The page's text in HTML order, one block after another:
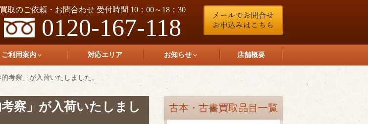
買取のご依頼・お問合わせ 受付時間 10：00～18：30
0120-167-118
ご利用案内 対応エリア お知らせ 店舗概要
考察」が入荷いたしました。
察」が入荷いたしまし
古本・古書買取品目一覧